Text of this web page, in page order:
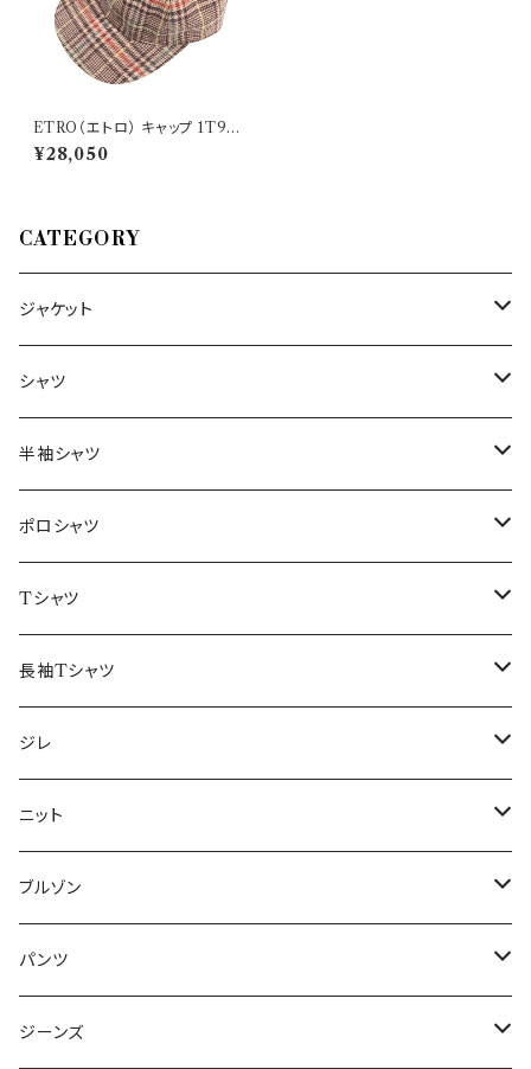
ETRO（エトロ） キャップ 1T918
28635
¥28,050
CATEGORY
ジャケット
～44/S
46/M
48/L
50/XL～
シャツ
～44/S
46/M
48/L
50/XL～
半袖シャツ
～44/S
46/M
48/L
50/XL～
ポロシャツ
～44/S
46/M
48/L
50/XL～
Tシャツ
～44/S
46/M
48/L
50/XL～
長袖Tシャツ
～44/S
46/M
48/L
50/XL～
ジレ
～44/S
46/M
48/L
50/XL～
ニット
～44/S
46/M
48/L
ブルゾン
～44/S
46/M
パンツ
～44/S
ジーンズ